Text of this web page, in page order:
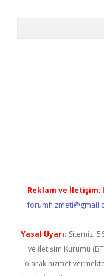
Reklam ve İletişim:
Yasal Uyarı: Sitemiz,
ve İletişim Kurumu
olarak hizmet